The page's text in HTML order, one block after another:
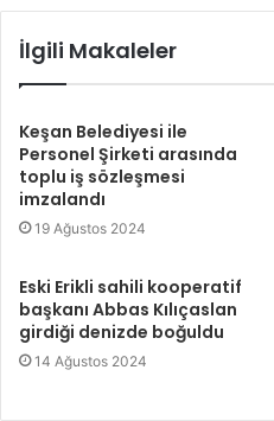
İlgili Makaleler
Keşan Belediyesi ile
Personel Şirketi arasında
toplu iş sözleşmesi
imzalandı
19 Ağustos 2024
Eski Erikli sahili kooperatif
başkanı Abbas Kılıçaslan
girdiği denizde boğuldu
14 Ağustos 2024